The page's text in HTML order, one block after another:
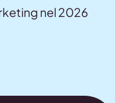
nel 2026